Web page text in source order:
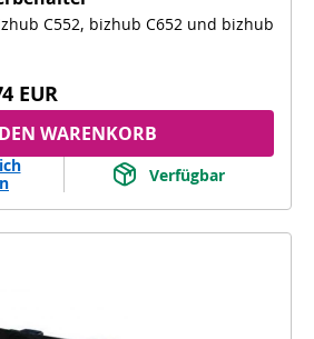
C552, bizhub C652 und bizhub
EUR
WARENKORB
Verfügbar